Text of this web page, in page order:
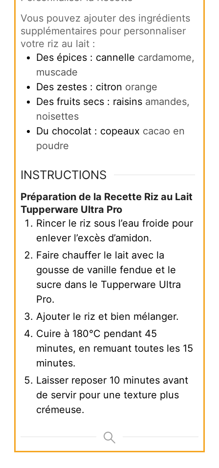
Vous pouvez ajouter des ingrédients
supplémentaires pour personnaliser
votre riz au lait :
Des épices : cannelle cardamome,
muscade
Des zestes : citron orange
Des fruits secs : raisins amandes,
noisettes
Du chocolat : copeaux cacao en
poudre
INSTRUCTIONS
Préparation de la Recette Riz au Lait
Tupperware Ultra Pro
Rincer le riz sous l’eau froide pour
enlever l’excès d’amidon.
Faire chauffer le lait avec la
gousse de vanille fendue et le
sucre dans le Tupperware Ultra
Pro.
Ajouter le riz et bien mélanger.
Cuire à 180°C pendant 45
minutes, en remuant toutes les 15
minutes.
Laisser reposer 10 minutes avant
de servir pour une texture plus
crémeuse.